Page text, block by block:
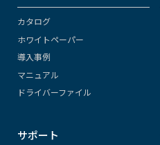
カタログ
ホワイトペーパー
導入事例
マニュアル
ドライバーファイル
サポート